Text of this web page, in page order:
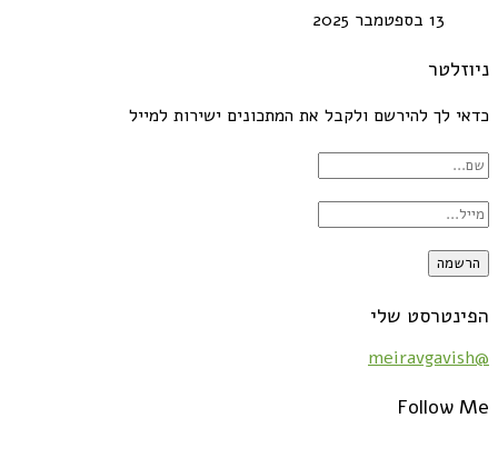
13 בספטמבר 2025
ניוזלטר
כדאי לך להירשם ולקבל את המתכונים ישירות למייל
הפינטרסט שלי
@meiravgavish
Follow Me